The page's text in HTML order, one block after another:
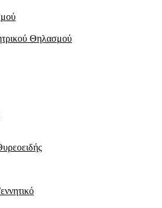
Θηλασμού